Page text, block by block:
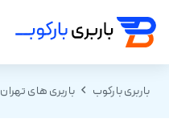
باربری بارکوب باربری های تهران